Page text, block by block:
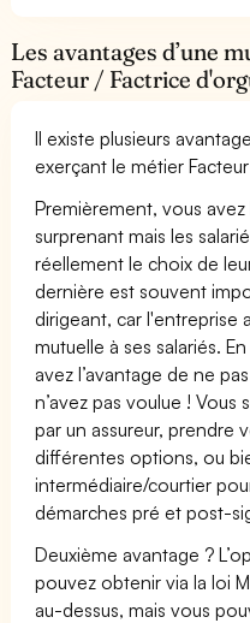
Les avantages d’une
Facteur / Factrice
Il existe plusieurs
exerçant le métier
Premièrement, vous
surprenant mais les
réellement le choix de
dernière est souvent
dirigeant, car l'entreprise
mutuelle à ses salariés.
avez l’avantage de ne
n’avez pas voulue !
par un assureur, prendre
différentes options, ou
intermédiaire/courtier
démarches pré et post-
Deuxième avantage ?
pouvez obtenir via la loi
au-dessus, mais vous